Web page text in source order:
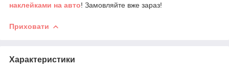
наклейками на авто! Замовляйте вже зараз!
Приховати
Характеристики